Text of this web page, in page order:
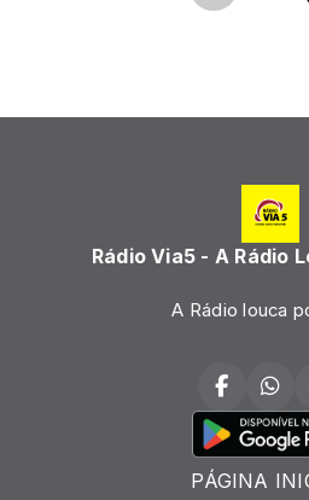
Rádio Via5 - A Rádio
A Rádio louca
PÁGINA